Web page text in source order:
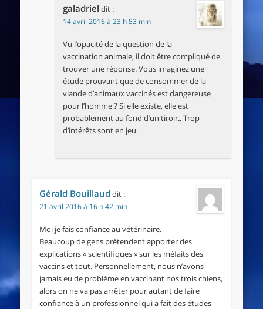
galadriel dit :
14 avril 2016 à 23 h 53 min
Vu l’opacité de la question de la
vaccination animale, il doit être compliqué de
trouver une réponse. Vous imaginez une
étude prouvant que de consommer de la
viande d’animaux vaccinés est dangereuse
pour l’homme ? Si elle existe, elle est
probablement au fond d’un tiroir.. Trop
d’intérêts sont en jeu.
Gérald Bouillauddit :
21 avril 2016 à 16 h 42 min
Moi je fais confiance au vétérinaire.
Beaucoup de gens prétendent apporter des
explications « scientifiques » sur les méfaits des
vaccins et tout. Personnellement, nous n’avons
jamais eu de problème en vaccinant nos trois chiens,
alors on ne va pas arrêter pour autant de faire
confiance à un professionnel qui a fait des études